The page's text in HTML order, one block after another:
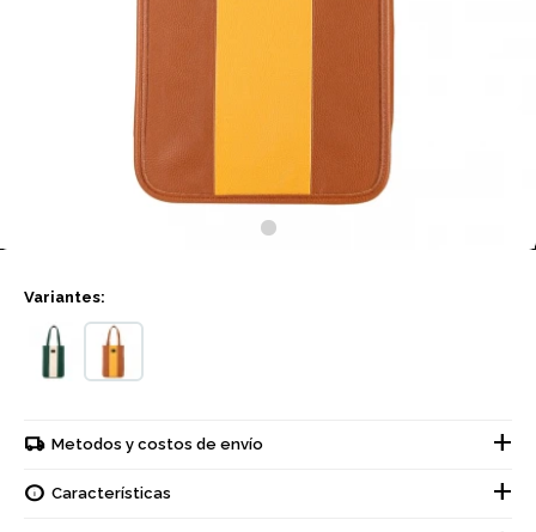
Variantes:
Metodos y costos de envío
Características